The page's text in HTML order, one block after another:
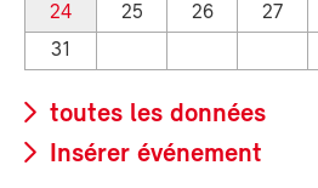
24
25 26 27
31
toutes les données
Insérer événement